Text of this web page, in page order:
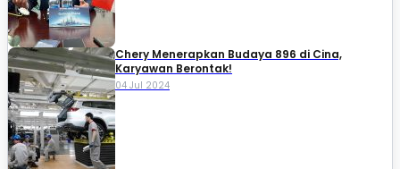
Chery Menerapkan Budaya 896 di Cina,
Karyawan Berontak!
04 Jul 2024